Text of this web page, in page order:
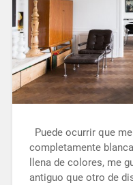
Puede ocurrir que
completamente
llena de colores, me
antiguo que otro de